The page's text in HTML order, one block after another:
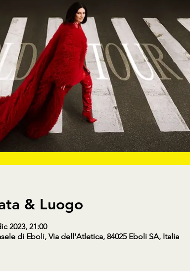
& Luogo
2023, 21:00
di Eboli, Via dell'Atletica, 84025 Eboli SA, Italia